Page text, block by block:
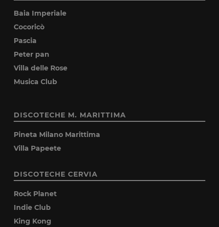
Baia Imperiale
Cocoricò
Pascia
Peter pan
Villa delle Rose
Musica Club
DISCOTECHE M. MARITTIMA
Pineta Milano Marittima
Villa Papeete
DISCOTECHE CERVIA
Rock Planet
Indie Club
King Kong